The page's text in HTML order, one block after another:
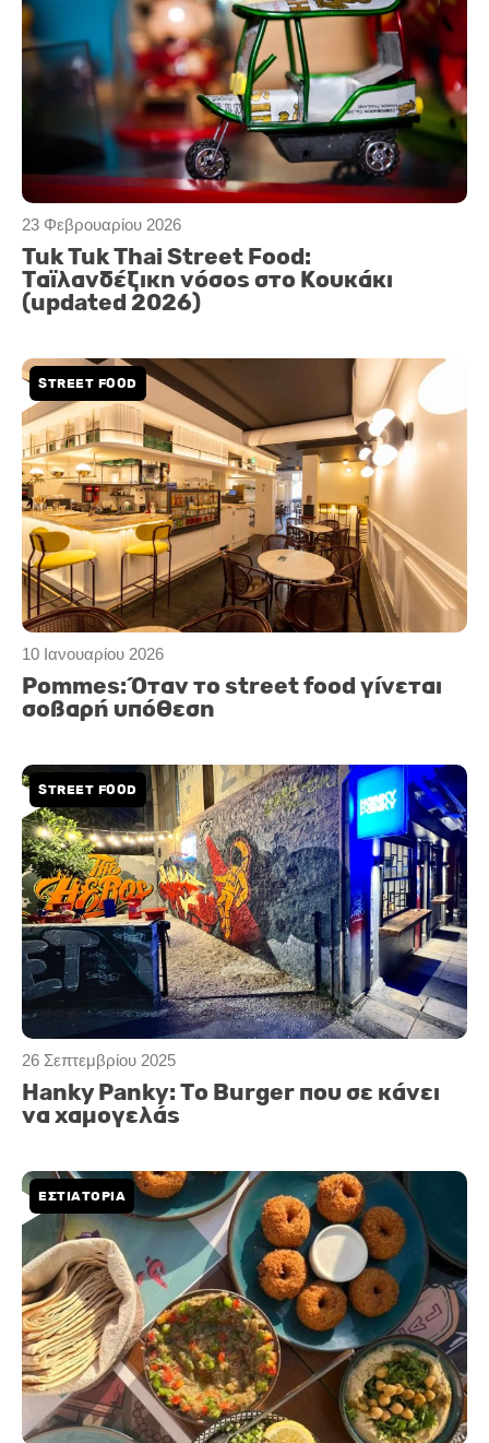
23 Φεβρουαρίου 2026
Tuk Tuk Thai Street Food:
Ταϊλανδέζικη νόσος στο Κουκάκι
(updated 2026)
10 Ιανουαρίου 2026
STREET FOOD
Pommes: Όταν το street food γίνεται
σοβαρή υπόθεση
26 Σεπτεμβρίου 2025
STREET FOOD
Hanky Panky: Το Burger που σε κάνει
να χαμογελάς
ΕΣΤΙΑΤΟΡΙΑ